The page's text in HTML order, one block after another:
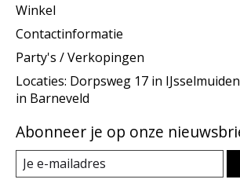
Winkel
Contactinformatie
Party's / Verkopingen
Locaties: Dorpsweg 17 in
in Barneveld
Abonneer je op onze